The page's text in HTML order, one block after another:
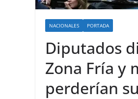
NACIONALES PORTADA
Diputados
Zona Fría y
perderían